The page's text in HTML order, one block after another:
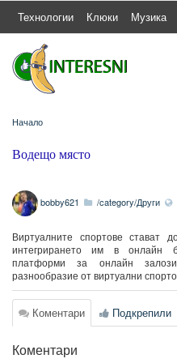
Технологии Клюки Музика
Начало
Водещо място
bobby621 /category/Други
Виртуалните спортове стават
интегрирането им в онлайн
платформи за онлайн
разнообразие от виртуални
Коментари Подкрепили
Коментари